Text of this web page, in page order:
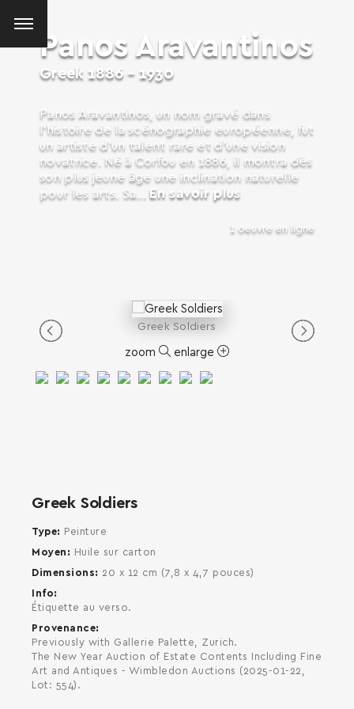
SEARCH AND PRESS ENTER
Panos Aravantinos
Greek 1886 - 1930
Panos Aravantinos, un nom gravé dans
l’histoire de la scénographie européenne, fut
un artiste d’un talent rare et d’une vision
novatrice. Né à Corfou en 1886, il montra dès
son plus jeune âge une inclination naturelle
pour les arts. Sa...En savoir plus
1 oeuvre en ligne
Greek Soldiers
zoom enlarge
Greek Soldiers
Type
Peinture
Moyen
Huile sur carton
Dimensions
20 x 12 cm (7,8 x 4,7 pouces)
Info
Étiquette au verso.
Provenance
Previously with Gallerie Palette, Zurich.
The New Year Auction of Estate Contents Including Fine
Art and Antiques - Wimbledon Auctions (2025-01-22,
Lot: 554).